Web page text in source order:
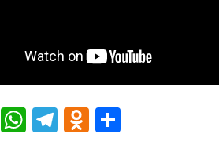
ViberWhatsApp
Telegram